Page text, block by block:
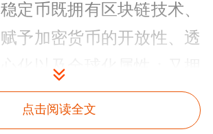
定币既拥有区块链技术、
予加密货币的开放性、透
化以及全球化属性；又拥
值相对稳定的特征。稳定
和金融机构发行，以法币
点击阅读全文